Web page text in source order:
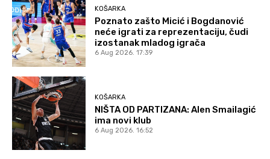
KOŠARKA
Poznato zašto Micić i Bogdanović
neće igrati za reprezentaciju, čudi
izostanak mladog igrača
6 Aug 2026. 17:39
KOŠARKA
NIŠTA OD PARTIZANA: Alen Smailagić
ima novi klub
6 Aug 2026. 16:52